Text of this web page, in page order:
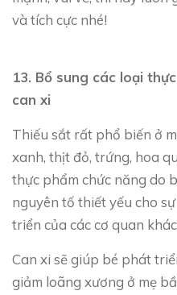
và tích
13. Bổ sung các loại
can xi
Thiếu sắt rất phổ biến ở
xanh, thịt đỏ, trứng, hoa
thực phẩm chức năng do
nguyên tố thiết yếu cho
triển của các cơ quan
Can xi sẽ giúp bé phát
giảm loãng xương ở mẹ